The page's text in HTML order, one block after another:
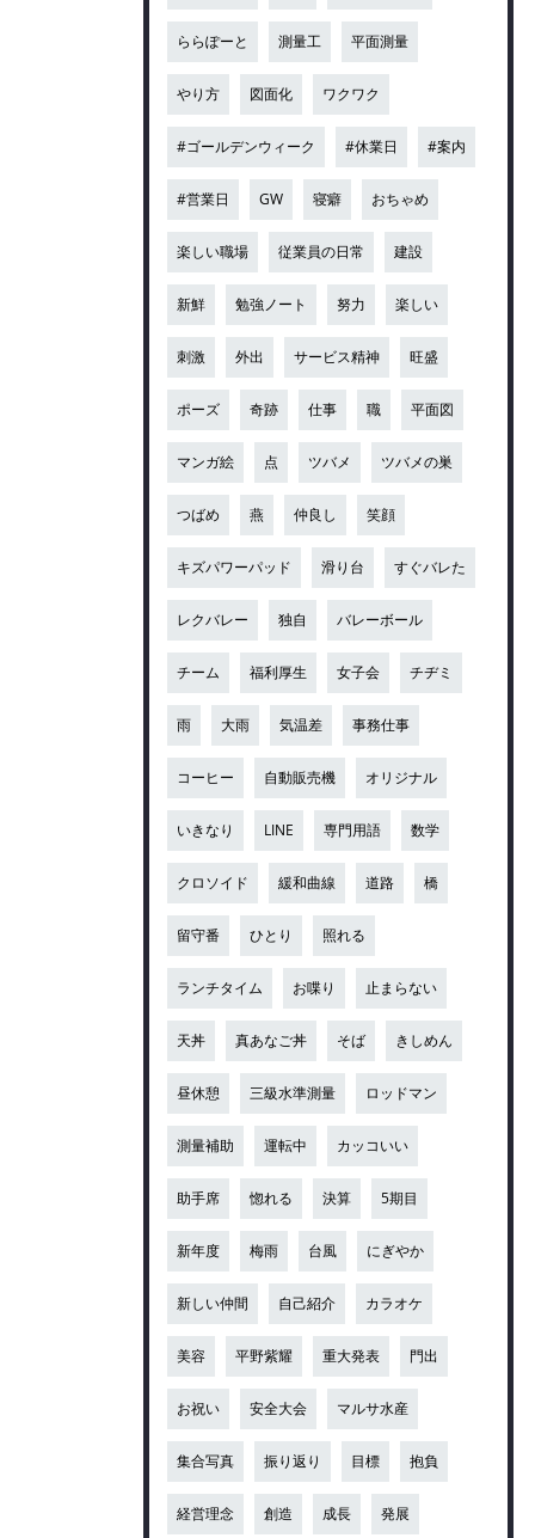
ららぽーと 測量工 平面測量
やり方 図面化 ワクワク
#ゴールデンウィーク #休業日 #案内
#営業日 GW 寝癖 おちゃめ
楽しい職場 従業員の日常 建設
新鮮 勉強ノート 努力 楽しい
刺激 外出 サービス精神 旺盛
ポーズ 奇跡 仕事 職 平面図
マンガ絵 点 ツバメ ツバメの巣
つばめ 燕 仲良し 笑顔
キズパワーパッド 滑り台 すぐバレた
レクバレー 独自 バレーボール
チーム 福利厚生 女子会 チヂミ
雨 大雨 気温差 事務仕事
コーヒー 自動販売機 オリジナル
いきなり LINE 専門用語 数学
クロソイド 緩和曲線 道路 橋
留守番 ひとり 照れる
ランチタイム お喋り 止まらない
天丼 真あなご丼 そば きしめん
昼休憩 三級水準測量 ロッドマン
測量補助 運転中 カッコいい
助手席 惚れる 決算 5期目
新年度 梅雨 台風 にぎやか
新しい仲間 自己紹介 カラオケ
美容 平野紫耀 重大発表 門出
お祝い 安全大会 マルサ水産
集合写真 振り返り 目標 抱負
経営理念 創造 成長 発展